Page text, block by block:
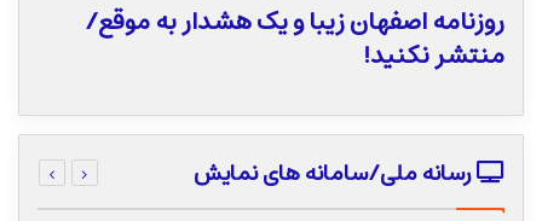
روزنامه اصفهان زیبا و یک هشدار به موقع/
منتشر نکنید!
رسانه ملی/سامانه های نمایش